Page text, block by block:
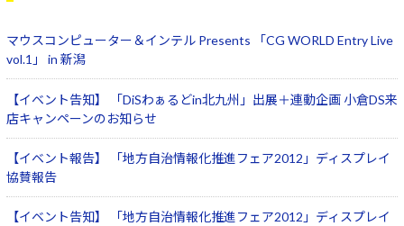
ワークステーション
ディスプレイ
Windows 11|Copilot+ PC
Windows 11|Copilot+ PC
AIおすすめパソコン
Windows 11|Copilot+ PC
マウスコンピューター＆インテル Presents 「CG WORLD Entry Live
vol.1」 in 新潟
【イベント告知】 「DiSわぁるどin北九州」出展＋連動企画 小倉DS来
店キャンペーンのお知らせ
【イベント報告】 「地方自治情報化推進フェア2012」ディスプレイ
協賛報告
【イベント告知】 「地方自治情報化推進フェア2012」ディスプレイ